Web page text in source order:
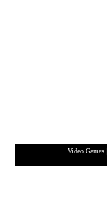
Video Games